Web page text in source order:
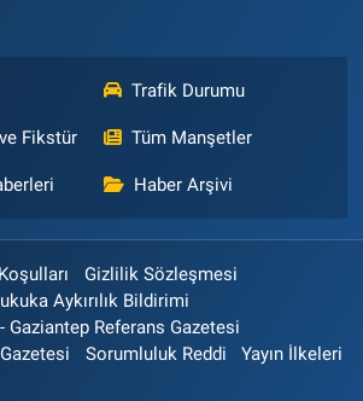
Trafik Durumu
Fikstür Tüm Manşetler
Haber Arşivi
Gizlilik Sözleşmesi
Aykırılık Bildirimi
Gaziantep Referans Gazetesi
Sorumluluk Reddi Yayın İlkeleri